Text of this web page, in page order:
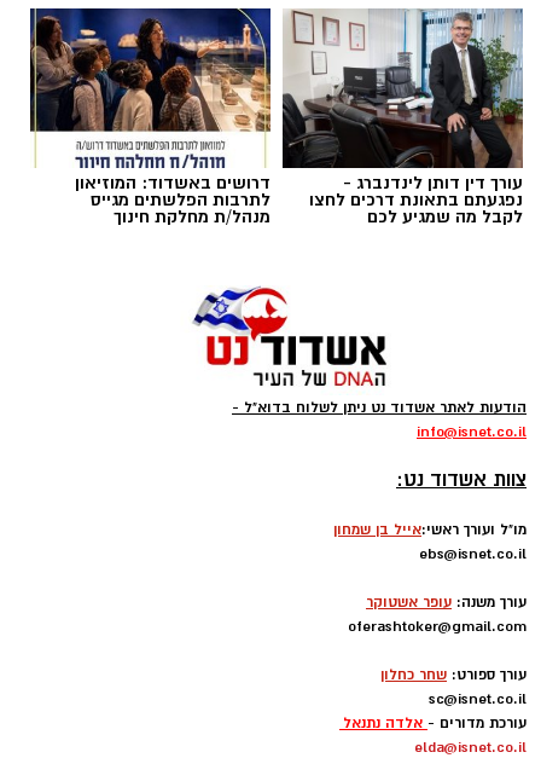
תרומת דם - צילום: ארכיון אשדוד נט
בשל מחסור חמור במלאי מנות הדם בישראל,
שירותי הדם של מד"א קוראים לציבור לבוא ולתרום
בין השאר בגלל ירידה כללית בתרומות הדם
מספר עמדות התרמה, ובמד״א מציינים כי מדובר
במבצע גדול מהרגיל בו ייקחו חלק רבים מאוד.
עורך דין דותן לינדנברג -
נפגעתם בתאונת דרכים לחצו
לקבל מה שמגיע לכם
דרושים באשדוד: המוזיאון
לתרבות הפלשתים מגייס
מנהל/ת מחלקת חינוך
הודעות לאתר אשדוד נט ניתן לשלוח בדוא"ל -
info@isnet.co.il
צוות אשדוד נט:
מו"ל ועורך ראשי:אייל בן שמחון
ebs@isnet.co.il
עורך משנה: עופר אשטוקר
oferashtoker@gmail.com
עורך ספורט: שחר כחלון
sc@isnet.co.il
עורכת מדורים - אלדה נתנאל
elda@isnet.co.il